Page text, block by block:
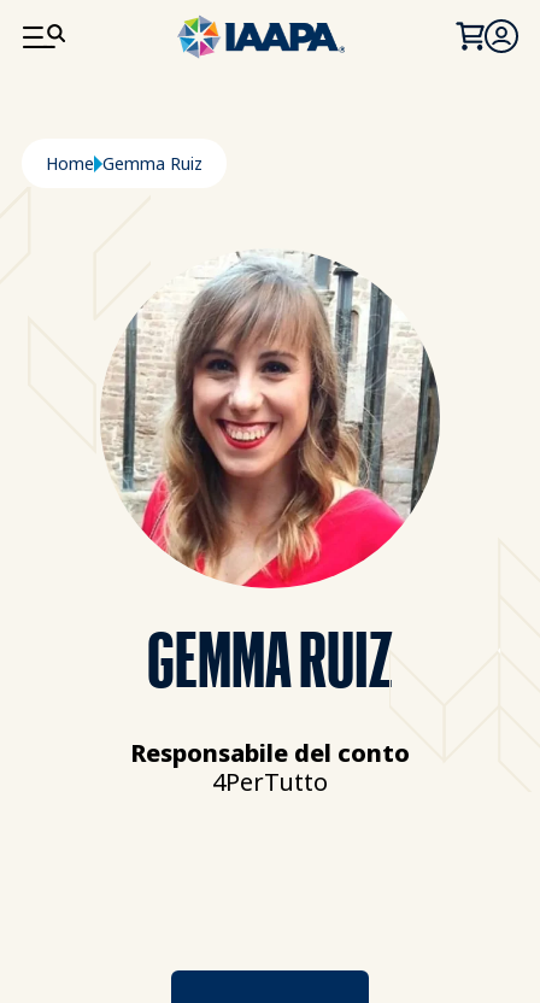
SALTA AL CONTENUTO PRINCIPALE
Briciole di pane
Home Gemma Ruiz
GEMMA RUIZ
Responsabile del conto
4PerTutto